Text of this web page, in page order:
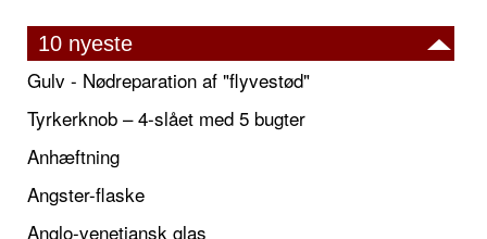
10 nyeste
Gulv - Nødreparation af "flyvestød"
Tyrkerknob – 4-slået med 5 bugter
Anhæftning
Angster-flaske
Anglo-venetiansk glas